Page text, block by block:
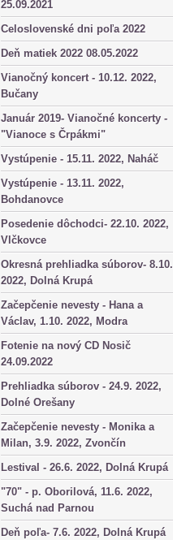
25.09.2021
Celoslovenské dni poľa 2022
Deň matiek 2022 08.05.2022
Vianočný koncert - 10.12. 2022,
Bučany
Január 2019- Vianočné koncerty -
"Vianoce s Črpákmi"
Vystúpenie - 15.11. 2022, Naháč
Vystúpenie - 13.11. 2022,
Bohdanovce
Posedenie dôchodci- 22.10. 2022,
Vlčkovce
Okresná prehliadka súborov- 8.10.
2022, Dolná Krupá
Začepčenie nevesty - Hana a
Václav, 1.10. 2022, Modra
Fotenie na nový CD Nosič
24.09.2022
Prehliadka súborov - 24.9. 2022,
Dolné Orešany
Začepčenie nevesty - Monika a
Milan, 3.9. 2022, Zvončín
Lestival - 26.6. 2022, Dolná Krupá
"70" - p. Oborilová, 11.6. 2022,
Suchá nad Parnou
Deň poľa- 7.6. 2022, Dolná Krupá